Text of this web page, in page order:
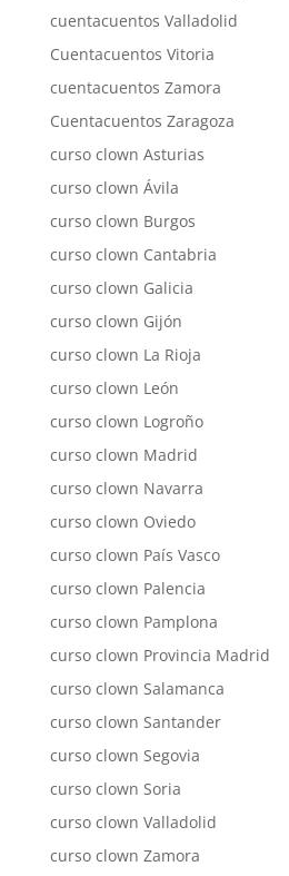
cuentacuentos Valladolid
Cuentacuentos Vitoria
cuentacuentos Zamora
Cuentacuentos Zaragoza
curso clown Asturias
curso clown Ávila
curso clown Burgos
curso clown Cantabria
curso clown Galicia
curso clown Gijón
curso clown La Rioja
curso clown León
curso clown Logroño
curso clown Madrid
curso clown Navarra
curso clown Oviedo
curso clown País Vasco
curso clown Palencia
curso clown Pamplona
curso clown Provincia Madrid
curso clown Salamanca
curso clown Santander
curso clown Segovia
curso clown Soria
curso clown Valladolid
curso clown Zamora